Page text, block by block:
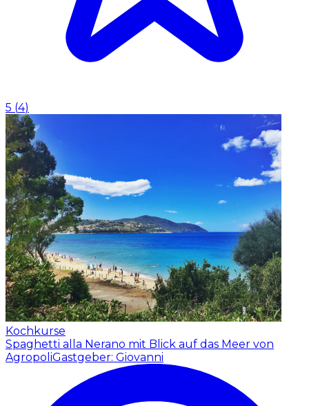
5 (4)
Kochkurse
Spaghetti alla Nerano mit Blick auf das Meer von
AgropoliGastgeber: Giovanni